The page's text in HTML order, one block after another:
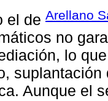
el de Arellano
no
lo
Aunque el